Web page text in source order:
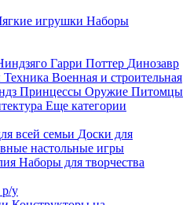
игрушки Наборы
Гарри Поттер Динозавр
Техника Военная и строительная
Принцессы Оружие Питомцы
Еще категории
всей семьи Доски для
настольные игры
Наборы для творчества
у